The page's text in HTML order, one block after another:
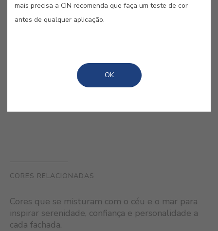
AZUL ARLES #E214
é o azul – suporte de criação artística
que culmina na maior parte da obra
CORES RELACIONADAS
Cores que se misturam com o céu e o mar para
inspirar serenidade, confiança e personalidade a
cada fachada.
mais precisa a CIN recomenda que faça um teste de cor
antes de qualquer aplicação.
OK